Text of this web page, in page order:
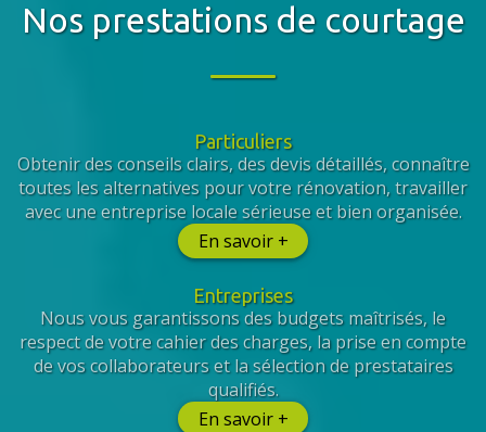
Nos prestations de courtage
Particuliers
Obtenir des conseils clairs, des devis détaillés, connaître
toutes les alternatives pour votre rénovation, travailler
avec une entreprise locale sérieuse et bien organisée.
En savoir +
Entreprises
Nous vous garantissons des budgets maîtrisés, le
respect de votre cahier des charges, la prise en compte
de vos collaborateurs et la sélection de prestataires
qualifiés.
En savoir +